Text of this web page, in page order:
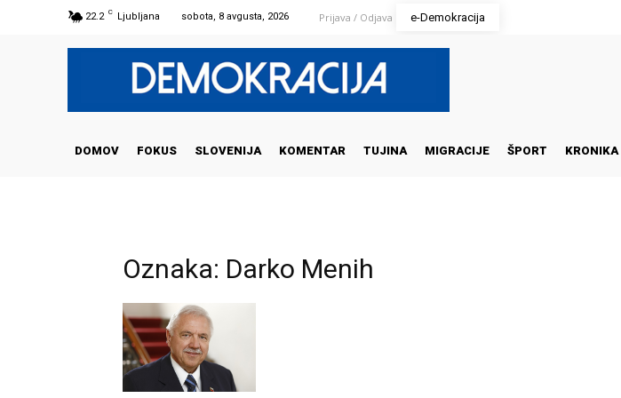
22.2 C Ljubljana sobota, 8 avgusta, 2026 Prijava / Odjava e-Demokracija
DOMOV FOKUS SLOVENIJA KOMENTAR TUJINA MIGRACIJE ŠPORT KRONIKA
Oznaka: Darko Menih